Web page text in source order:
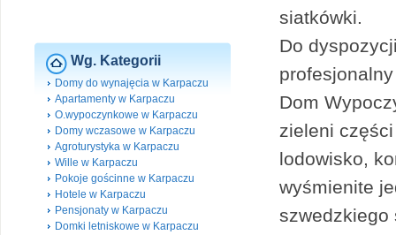
Wg. Kategorii
Domy do wynajęcia w Karpaczu
Apartamenty w Karpaczu
O.wypoczynkowe w Karpaczu
Domy wczasowe w Karpaczu
Agroturystyka w Karpaczu
Wille w Karpaczu
Pokoje gościnne w Karpaczu
Hotele w Karpaczu
Pensjonaty w Karpaczu
Domki letniskowe w Karpaczu
siatkówki.
Do
Dom
zieleni
lodowisko,
wyśmienite
szwedzkiego